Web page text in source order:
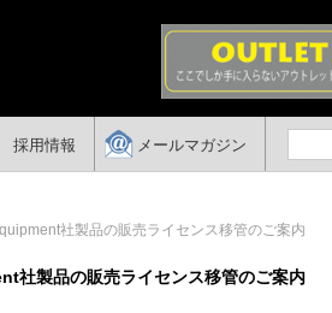
採用情報 メールマガジン
社製品の販売ライセンス移管のご案内
製品の販売ライセンス移管のご案内